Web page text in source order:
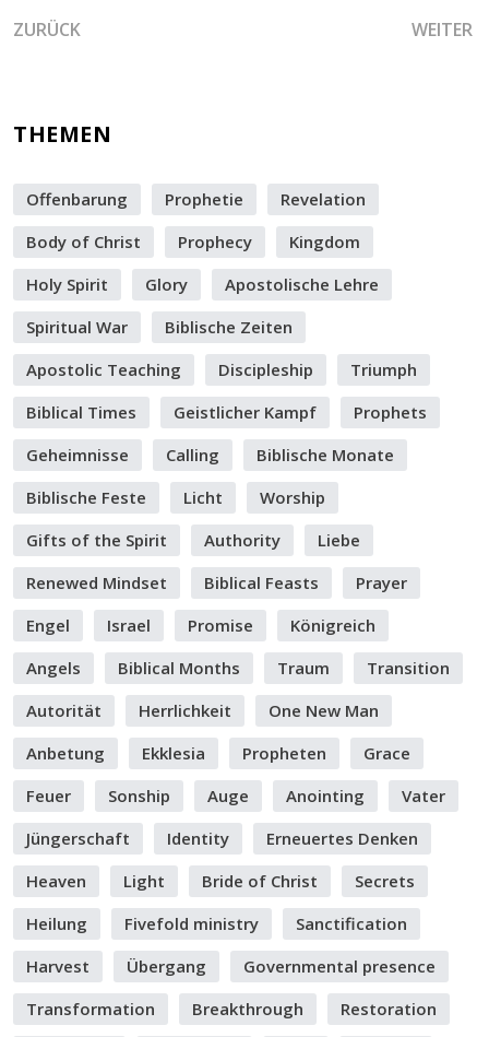
VORHERIGER BEITRAG: DIE GEBURT JESU UND DER NEUE
ZURÜCK WEITER
THEMEN
Offenbarung Prophetie
Revelation
Body of Christ
Prophecy
Kingdom
Holy Spirit
Glory
Apostolische Lehre
Spiritual War
Biblische Zeiten
Apostolic Teaching
Discipleship
Triumph
Biblical Times
Geistlicher Kampf
Prophets
Geheimnisse
Calling
Biblische Monate
Biblische Feste
Licht
Worship
Gifts of the Spirit
Authority
Liebe
Renewed Mindset
Biblical Feasts
Prayer
Engel
Israel Promise
Königreich
Angels
Biblical Months Traum
Transition
Autorität
Herrlichkeit
One New Man
Anbetung
Ekklesia Propheten
Grace
Feuer
Sonship Auge Anointing
Vater
Jüngerschaft
Identity
Erneuertes Denken
Heaven
Light Bride of Christ
Secrets
Heilung
Fivefold ministry
Sanctification
Harvest
Übergang
Governmental presence
Transformation
Breakthrough Restoration